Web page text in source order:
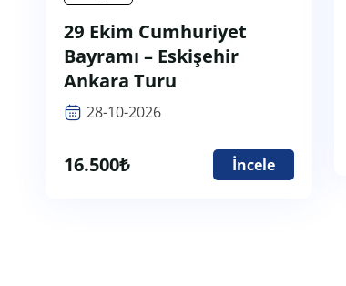
29 Ekim Cumhuriyet
Bayramı – Eskişehir
Ankara Turu
28-10-2026
16.500₺ İncele